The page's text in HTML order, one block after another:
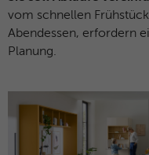
vom schnellen
Abendessen, erfordern
Planung.